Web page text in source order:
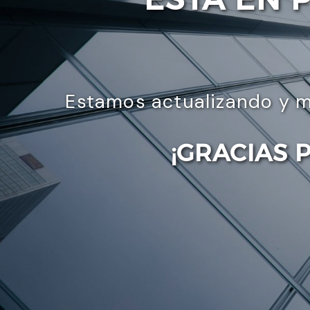
Estamos actualizando y
¡GRACIAS